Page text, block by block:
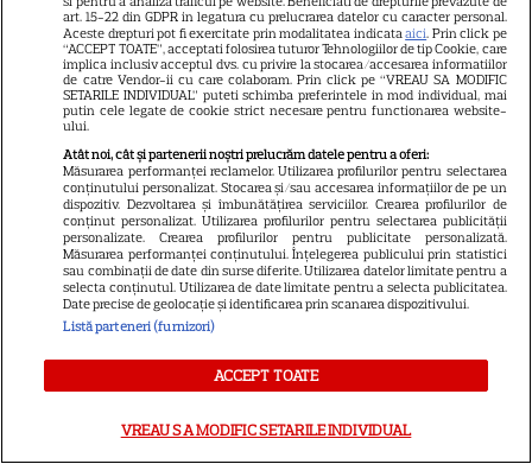
ARTICOLE PARTENERI
Horoscop 4 august 2026.
Capricornilor le este greu să
aibă răbdare într-un context
atât de dinamic, dar ei știu că
nu se poate altfel
Cine poate retrage banii din
art. 15-22 din GDPR in legatura cu prelucrarea datelor cu caracter personal.
Aceste drepturi pot fi exercitate prin modalitatea indicataaici. Prin click pe
“ACCEPT TOATE”, acceptati folosirea tuturor Tehnologiilor de tip Cookie, care
implica inclusiv acceptul dvs. cu privire la stocarea/accesarea informatiilor
de catre Vendor-ii cu care colaboram. Prin click pe “VREAU SA MODIFIC
SETARILE INDIVIDUAL” puteti schimba preferintele in mod individual, mai
putin cele legate de cookie strict necesare pentru functionarea website-
ului.
Atât noi, cât și partenerii noștri prelucrăm datele pentru a oferi:
Măsurarea performanței reclamelor. Utilizarea profilurilor pentru selectarea
conținutului personalizat. Stocarea și/sau accesarea informațiilor de pe un
dispozitiv. Dezvoltarea și îmbunătățirea serviciilor. Crearea profilurilor de
conținut personalizat. Utilizarea profilurilor pentru selectarea publicității
personalizate. Crearea profilurilor pentru publicitate personalizată.
Măsurarea performanței conținutului. Înțelegerea publicului prin statistici
sau combinații de date din surse diferite. Utilizarea datelor limitate pentru a
selecta conținutul. Utilizarea de date limitate pentru a selecta publicitatea.
Date precise de geolocație și identificarea prin scanarea dispozitivului.
Listă parteneri (furnizori)
ACCEPT TOATE
VREAU SA MODIFIC SETARILE INDIVIDUAL